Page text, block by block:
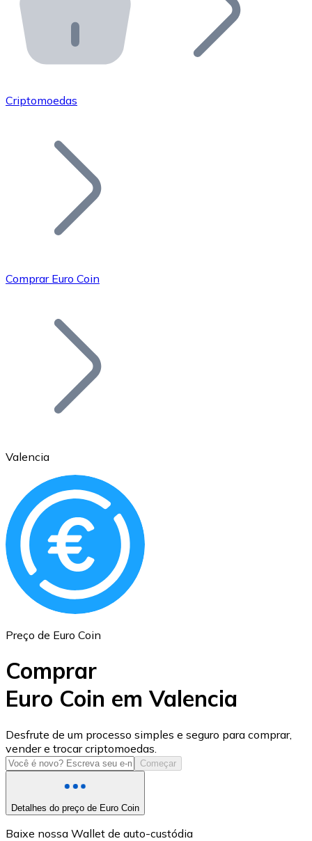
API Bitnovo
Integre nossa API no seu ecossistema.
Junte-se à nossa rede de revendedores e comercialize
Adicione o token do seu projeto ao nosso serviço de
Bitcoin
Ethereum
ETH
USD Coin
USDC
Criptomoedas
Comprar Euro Coin
Valencia
Preço de Euro Coin
Comprar
Euro Coin em Valencia
Desfrute de um processo simples e seguro para comprar,
vender e trocar criptomoedas.
Começar
Detalhes do preço de Euro Coin
Baixe nossa Wallet de auto-custódia